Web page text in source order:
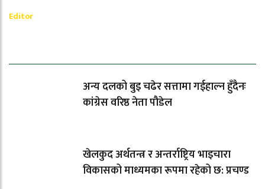
Editor
अन्य दलको बुइ चढेर सत्तामा गईहाल्न हुँदैनः
कांग्रेस वरिष्ठ नेता पौडेल
खेलकुद अर्थतन्त्र र अन्तर्राष्ट्रिय भाइचारा
विकासको माध्यमका रूपमा रहेको छ: प्रचण्ड